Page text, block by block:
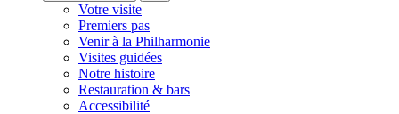
Votre visite
Premiers pas
Venir à la Philharmonie
Visites guidées
Notre histoire
Restauration & bars
Accessibilité